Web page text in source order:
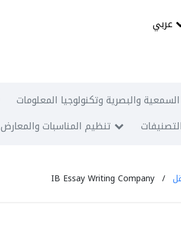
والبصرية وتكنولوجيا المعلومات
تنظيم المناسبات والمعارض التصنيفات
IB Essay Writing Company